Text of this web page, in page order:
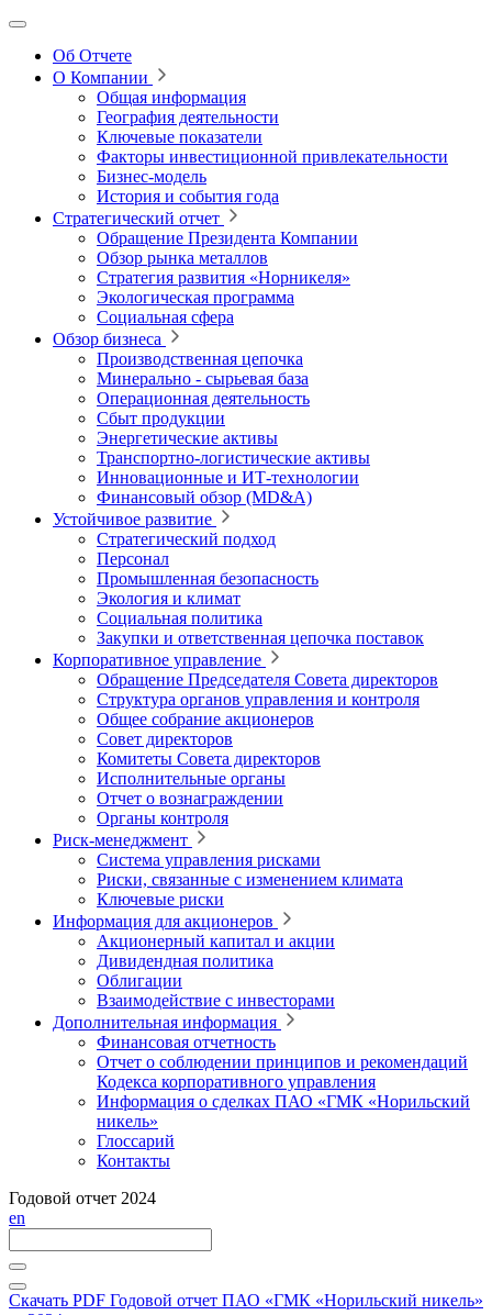
Об Отчете
О Компании
Общая информация
География деятельности
Ключевые показатели
Факторы инвестиционной привлекательности
Бизнес-модель
История и события года
Стратегический отчет
Обращение Президента Компании
Обзор рынка металлов
Стратегия развития «Норникеля»
Экологическая программа
Социальная сфера
Обзор бизнеса
Производственная цепочка
Минерально ‑ сырьевая база
Операционная деятельность
Сбыт продукции
Энергетические активы
Транспортно-логистические активы
Инновационные и ИТ‑технологии
Финансовый обзор (MD&A)
Устойчивое развитие
Стратегический подход
Персонал
Промышленная безопасность
Экология и климат
Социальная политика
Закупки и ответственная цепочка поставок
Корпоративное управление
Обращение Председателя Совета директоров
Структура органов управления и контроля
Общее собрание акционеров
Совет директоров
Комитеты Совета директоров
Исполнительные органы
Отчет о вознаграждении
Органы контроля
Риск-менеджмент
Система управления рисками
Риски, связанные с изменением климата
Ключевые риски
Информация для акционеров
Акционерный капитал и акции
Дивидендная политика
Облигации
Взаимодействие с инвесторами
Дополнительная информация
Финансовая отчетность
Отчет о соблюдении принципов и рекомендаций
Кодекса корпоративного управления
Информация о сделках ПАО «ГМК «Норильский
никель»
Глоссарий
Контакты
Годовой отчет 2024
en
Скачать PDF Годовой отчет ПАО «ГМК «Норильский никель»